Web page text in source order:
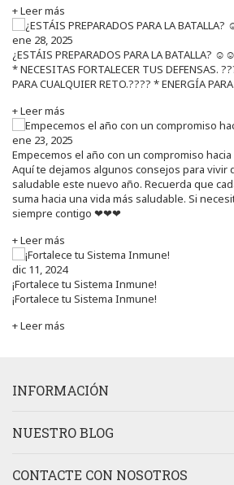
+ Leer más
ene 28, 2025
¿ESTÁIS PREPARADOS PARA LA BATALLA? ☺️☺️
* NECESITAS FORTALECER TUS DEFENSAS.
PARA CUALQUIER RETO.???? * ENERGÍA
+ Leer más
ene 23, 2025
Empecemos el año con un compromiso
Aquí te dejamos algunos consejos para vivir
saludable este nuevo año. Recuerda que
suma hacia una vida más saludable. Si
siempre contigo ❤❤❤
+ Leer más
dic 11, 2024
¡Fortalece tu Sistema Inmune!
¡Fortalece tu Sistema Inmune!
+ Leer más
INFORMACIÓN
NUESTRO BLOG
CONTACTE CON NOSOTROS